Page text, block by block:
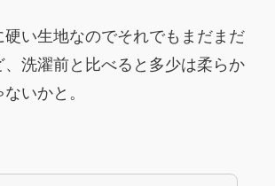
硬い生地なのでそれでもまだまだ
洗濯前と比べると多少は柔らか
いかと。